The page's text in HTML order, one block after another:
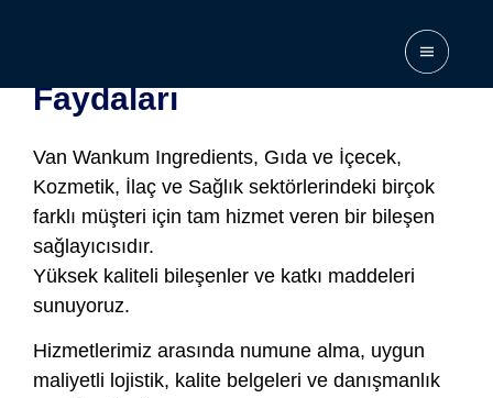
Faydaları
Van Wankum Ingredients, Gıda ve İçecek,
Kozmetik, İlaç ve Sağlık sektörlerindeki birçok
farklı müşteri için tam hizmet veren bir bileşen
sağlayıcısıdır.
Yüksek kaliteli bileşenler ve katkı maddeleri
sunuyoruz.
Hizmetlerimiz arasında numune alma, uygun
maliyetli lojistik, kalite belgeleri ve danışmanlık